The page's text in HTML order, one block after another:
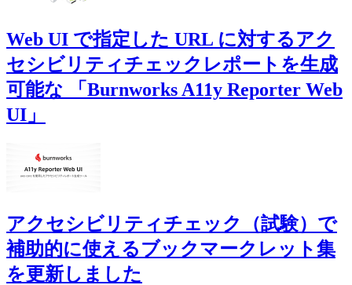
Web UI で指定した URL に対するアク
セシビリティチェックレポートを生成
可能な 「Burnworks A11y Reporter Web
UI」
アクセシビリティチェック（試験）で
補助的に使えるブックマークレット集
を更新しました